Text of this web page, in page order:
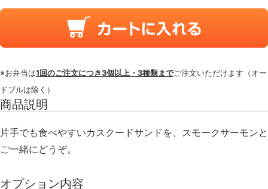
※お弁当は1回のご注文につき3個以上・3種類までご注文いただけます（オー
ドブルは除く）
商品説明
片手でも食べやすいカスクードサンドを、スモークサーモンと
ご一緒にどうぞ。
オプション内容